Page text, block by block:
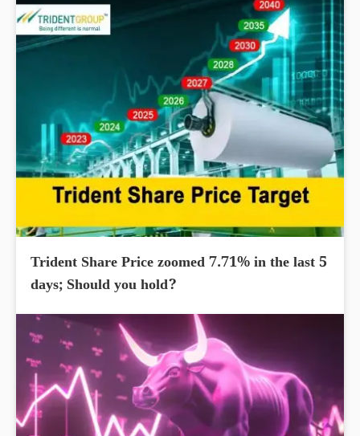
Trident Share Price zoomed 7.71% in the last 5
days; Should you hold?